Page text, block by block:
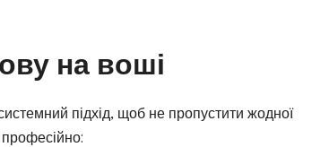
на воші
підхід, щоб не пропустити жодної